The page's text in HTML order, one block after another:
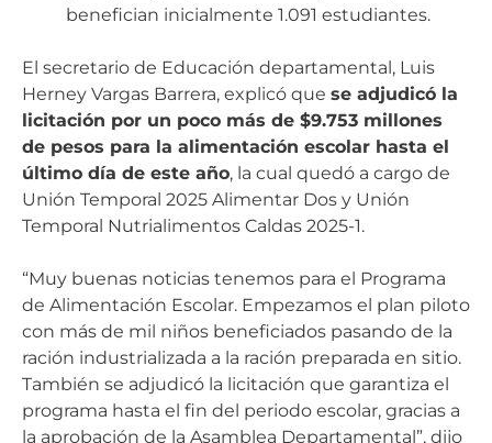
benefician inicialmente 1.091 estudiantes.
El secretario de Educación departamental, Luis
Herney Vargas Barrera, explicó que se adjudicó la
licitación por un poco más de $9.753 millones
de pesos para la alimentación escolar hasta el
último día de este año, la cual quedó a cargo de
Unión Temporal 2025 Alimentar Dos y Unión
Temporal Nutrialimentos Caldas 2025-1.
“Muy buenas noticias tenemos para el Programa
de Alimentación Escolar. Empezamos el plan piloto
con más de mil niños beneficiados pasando de la
ración industrializada a la ración preparada en sitio.
También se adjudicó la licitación que garantiza el
programa hasta el fin del periodo escolar, gracias a
la aprobación de la Asamblea Departamental”, dijo